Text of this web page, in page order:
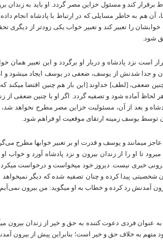
برقرار کند و مسئول خزاین مصر گردد. او باید به زندان
آن هم به خاطر مسایلی که در ارتباط با پادشاه انجام
خوابشان را تعبیر کند و تعبیر خواب یکی زودتر از دیگری
شود.
است نزد پادشاه و دربار او برگردد و این تعبیر همان
و جدا شدنش از یوسف، ضعفی در یوسف ایجاد می­شود و
ضعفی، [لطف] خداوند [این بار هم چنین اقتضا
لحاظ آماده شود و تصفیه گردد. اگر او با چنین ضعفی
و بعد از آن، مسئولیت خزاین مصر مطرح نخواهد شد،
آن توسط یوسف زمینه ارتقای موقعیت او فراهم شود.
عاجز می­مانند و یوسف و قدرت او بر تعبیر خواب­ها مطرح
تا او را از زندان بیرون و نزد پادشاه آورد و خواب
خبری نیست. دیروز خود می­خواست و درخواست می­کرد
شخصیتی پیدا کرده و چنان تصفیه شده که دیگر
آمدنش رد کرده و خطاب به او می­گوید: من بیرون
عنوان فردی دعوت کننده به حق و خیر از زندان بیرون
به خلاف حق و خیر است؛ بنابراین پیش از بیرون